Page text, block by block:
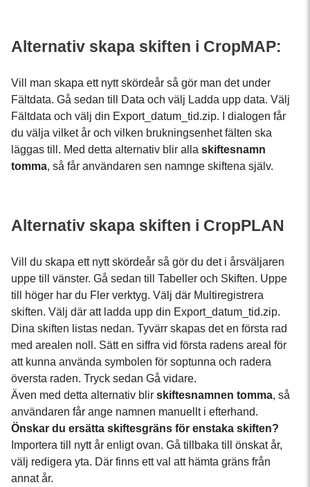
Alternativ skapa skiften i CropMAP:
Vill man skapa ett nytt skördeår så gör man det under
Fältdata. Gå sedan till Data och välj Ladda upp data. Välj
Fältdata och välj din Export_datum_tid.zip. I dialogen får
du välja vilket år och vilken brukningsenhet fälten ska
läggas till. Med detta alternativ blir alla skiftesnamn
tomma, så får användaren sen namnge skiftena själv.
Alternativ skapa skiften i CropPLAN
Vill du skapa ett nytt skördeår så gör du det i årsväljaren
uppe till vänster. Gå sedan till Tabeller och Skiften. Uppe
till höger har du Fler verktyg. Välj där Multiregistrera
skiften. Välj där att ladda upp din Export_datum_tid.zip.
Dina skiften listas nedan. Tyvärr skapas det en första rad
med arealen noll. Sätt en siffra vid första radens areal för
att kunna använda symbolen för soptunna och radera
översta raden. Tryck sedan Gå vidare.
Även med detta alternativ blir skiftesnamnen tomma, så
användaren får ange namnen manuellt i efterhand.
Önskar du ersätta skiftesgräns för enstaka skiften?
Importera till nytt år enligt ovan. Gå tillbaka till önskat år,
välj redigera yta. Där finns ett val att hämta gräns från
annat år.